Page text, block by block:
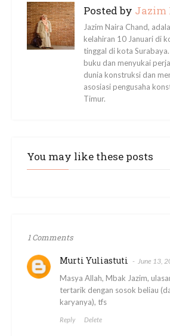
Posted by Jazim
Jazim Naira Chand,
kelahiran 10 Januari di
tinggal di kota
buku dan menyukai
dunia konstruksi dan
asosiasi pengusaha
Timur.
You may like these posts
1 Comments
Murti Yuliastuti June 13,
Masya Allah, Mbak Jazim,
tertarik dengan sosok beliau
karyanya), tfs
Reply Delete